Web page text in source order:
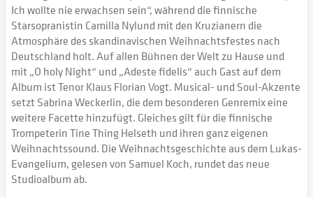
Ich wollte nie erwachsen sein“, während die finnische
Starsopranistin Camilla Nylund mit den Kruzianern die
Atmosphäre des skandinavischen Weihnachtsfestes nach
Deutschland holt. Auf allen Bühnen der Welt zu Hause und
mit „O holy Night“ und „Adeste fidelis“ auch Gast auf dem
Album ist Tenor Klaus Florian Vogt. Musical- und Soul-Akzente
setzt Sabrina Weckerlin, die dem besonderen Genremix eine
weitere Facette hinzufügt. Gleiches gilt für die finnische
Trompeterin Tine Thing Helseth und ihren ganz eigenen
Weihnachtssound. Die Weihnachtsgeschichte aus dem Lukas-
Evangelium, gelesen von Samuel Koch, rundet das neue
Studioalbum ab.